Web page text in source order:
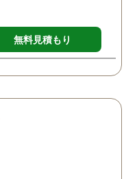
無料見積もり